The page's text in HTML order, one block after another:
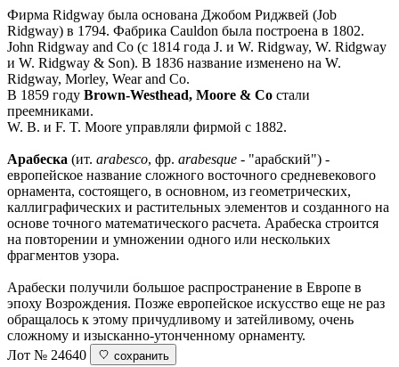
Фирма Ridgway была основана Джобом Риджвей (Job
Ridgway) в 1794. Фабрика Cauldon была построена в 1802.
John Ridgway and Co (с 1814 года J. и W. Ridgway, W. Ridgway
и W. Ridgway & Son). В 1836 название изменено на W.
Ridgway, Morley, Wear and Co.
В 1859 году Brown-Westhead, Moore & Co стали
преемниками.
W. B. и F. T. Moore управляли фирмой с 1882.
Арабеска (ит. arabesco, фр. arabesque - "арабский") -
европейское название сложного восточного средневекового
орнамента, состоящего, в основном, из геометрических,
каллиграфических и растительных элементов и созданного на
основе точного математического расчета. Арабеска строится
на повторении и умножении одного или нескольких
фрагментов узора.
Арабески получили большое распространение в Европе в
эпоху Возрождения. Позже европейское искусство еще не раз
обращалось к этому причудливому и затейливому, очень
сложному и изысканно-утонченному орнаменту.
Лот № 24640
сохранить